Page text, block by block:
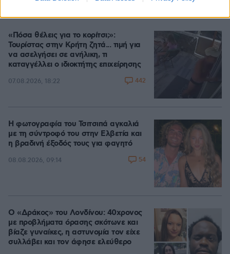
«Πόσα θέλεις για το κορίτσι;»:
Τουρίστας στην Κρήτη ζητά... τιμή για
να ασελγήσει σε ανήλικη, τι
καταγγέλλει ο ιδιοκτήτης επιχείρησης
07.08.2026, 18:22 442
Η φωτογραφία του Τσιτσιπά αγκαλιά
με τη σύντροφό του στην Ελβετία και
η βραδινή έξοδός τους για φαγητό
08.08.2026, 09:14 54
Ο «Δράκος» του Λονδίνου: 40χρονος
με προβλήματα όρασης σκότωνε και
βίαζε γυναίκες, η αστυνομία τον είχε
συλλάβει και τον άφησε ελεύθερο